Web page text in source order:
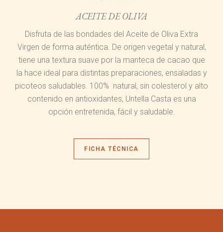
ACEITE DE OLIVA
Disfruta de las bondades del Aceite de Oliva Extra
Virgen de forma auténtica. De origen vegetal y natural,
tiene una textura suave por la manteca de cacao que
la hace ideal para distintas preparaciones, ensaladas y
picoteos saludables. 100% natural, sin colesterol y alto
contenido en antioxidantes, Untella Casta es una
opción entretenida, fácil y saludable.
FICHA TÉCNICA